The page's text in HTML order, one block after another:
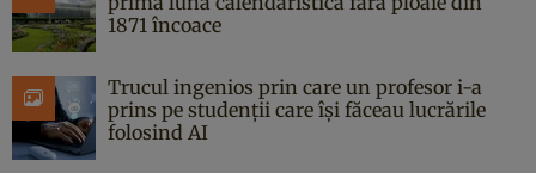
1871 încoace
Trucul ingenios prin care un profesor i-a
prins pe studenții care își făceau lucrările
folosind AI